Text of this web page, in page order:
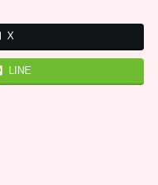
X
LINE